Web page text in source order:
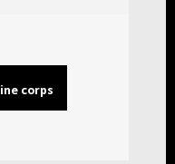
corps